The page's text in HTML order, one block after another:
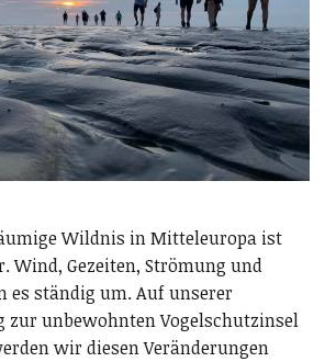
Wildnis in Mitteleuropa ist
Wind, Gezeiten, Strömung und
es ständig um. Auf unserer
zur unbewohnten Vogelschutzinsel
wir diesen Veränderungen